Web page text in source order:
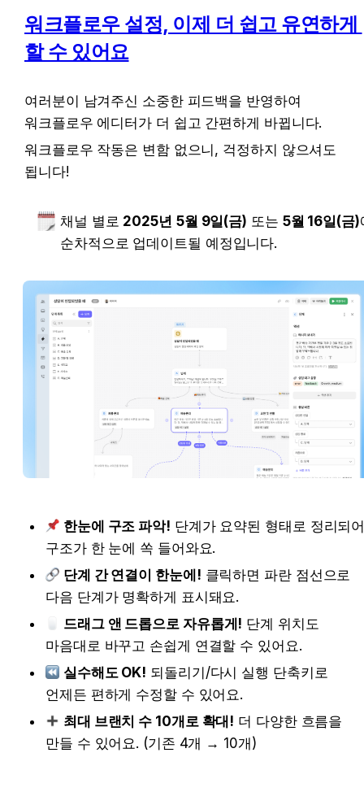
워크플로우 설정, 이제 더 쉽고 유연하게
할 수 있어요
여러분이 남겨주신 소중한 피드백을 반영하여
워크플로우 에디터가 더 쉽고 간편하게 바뀝니다.
워크플로우 작동은 변함 없으니, 걱정하지 않으셔도
됩니다!
채널 별로 2025년 5월 9일(금) 또는 5월 16일(금)
순차적으로 업데이트될 예정입니다.
한눈에 구조 파악! 단계가 요약된 형태로 정리되어
조가 한 눈에 쏙 들어와요.
단계 간 연결이 한눈에!
클릭하면 파란 점선으로 다
음 단계가 명확하게 표시돼요.
드래그 앤 드롭으로 자유롭게! 단계 위치도 마
음대로 바꾸고 손쉽게 연결할 수 있어요.
실수해도 OK! 되돌리기/다시 실행 단축키로 언
제든 편하게 수정할 수 있어요.
최대 브랜치 수 10개로 확대!
더 다양한 흐름을 만
들 수 있어요. (기존 4개 → 10개)